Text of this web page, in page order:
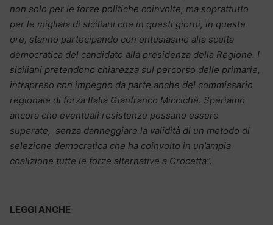
non solo per le forze politiche coinvolte, ma soprattutto
per le migliaia di siciliani che in questi giorni, in queste
ore, stanno partecipando con entusiasmo alla scelta
democratica del candidato alla presidenza della Regione. I
siciliani pretendono chiarezza sul percorso delle primarie,
intrapreso con impegno da parte anche del commissario
regionale di forza Italia Gianfranco Miccichè. Speriamo
ancora che eventuali resistenze possano essere
superate, senza danneggiare la validità di un metodo di
selezione democratica che ha coinvolto in un’ampia
coalizione tutte le forze alternative a Crocetta”.
LEGGI ANCHE